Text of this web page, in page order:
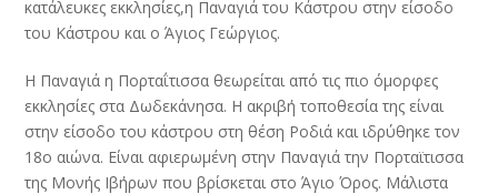
κατάλευκες εκκλησίες,η Παναγιά του Κάστρου στην είσοδο
του Κάστρου και ο Άγιος Γεώργιος.
Η Παναγιά η Πορταΐτισσα θεωρείται από τις πιο όμορφες
εκκλησίες στα Δωδεκάνησα. Η ακριβή τοποθεσία της είναι
στην είσοδο του κάστρου στη θέση Ροδιά και ιδρύθηκε τον
18ο αιώνα. Είναι αφιερωμένη στην Παναγιά την Πορταϊτισσα
της Μονής Ιβήρων που βρίσκεται στο Άγιο Όρος. Μάλιστα